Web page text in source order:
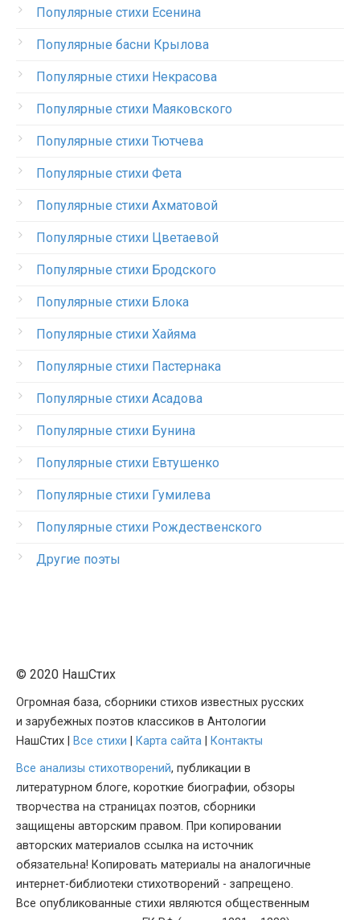
Популярные стихи Есенина
Популярные басни Крылова
Популярные стихи Некрасова
Популярные стихи Маяковского
Популярные стихи Тютчева
Популярные стихи Фета
Популярные стихи Ахматовой
Популярные стихи Цветаевой
Популярные стихи Бродского
Популярные стихи Блока
Популярные стихи Хайяма
Популярные стихи Пастернака
Популярные стихи Асадова
Популярные стихи Бунина
Популярные стихи Евтушенко
Популярные стихи Гумилева
Популярные стихи Рождественского
Другие поэты
© 2020 НашСтих
Огромная база, сборники стихов известных русских
и зарубежных поэтов классиков в Антологии
НашСтих |
Все стихи Карта сайта
Контакты
Все анализы стихотворений, публикации в
литературном блоге, короткие биографии, обзоры
творчества на страницах поэтов, сборники
защищены авторским правом. При копировании
авторских материалов ссылка на источник
обязательна! Копировать материалы на аналогичные
интернет-библиотеки стихотворений - запрещено.
Все опубликованные стихи являются общественным